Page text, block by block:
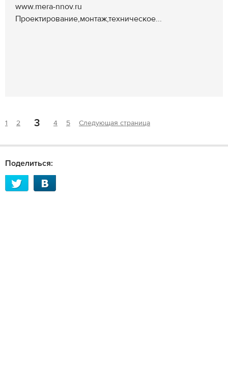
www.mera-nnov.ru
Проектирование,монтаж,техническое...
1 2 3 4 5 Следующая страница
Поделиться: